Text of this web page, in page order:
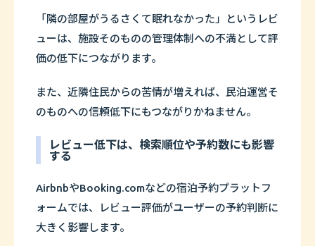
「隣の部屋がうるさくて眠れなかった」というレビ
ューは、施設そのものの管理体制への不満として評
価の低下につながります。
また、近隣住民からの苦情が増えれば、民泊運営そ
のものへの信頼低下にもつながりかねません。
レビュー低下は、検索順位や予約数にも影響
する
AirbnbやBooking.comなどの宿泊予約プラットフ
ォームでは、レビュー評価がユーザーの予約判断に
大きく影響します。